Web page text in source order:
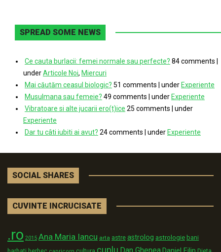
SPREAD SOME NEWS
Ce cauta burlacii: femei normale sau perfecte? 84 comments
underArticole Noi, Miercuri
Mai căutăm ceasul biologic? 51 comments under Experiente
Musulmana sau femeie? 49 comments under Experiente
Vibratoare si alte jucarii ero(t)ice 25 comments
under
Experiente
Dar tu câti iubiti ai avut? 24 comments under Experiente
SOCIAL SHARES
CUVINTE INCRUCISATE
.ro 2015 Ana Maria Iancu arta astre astrolog astrologie bani